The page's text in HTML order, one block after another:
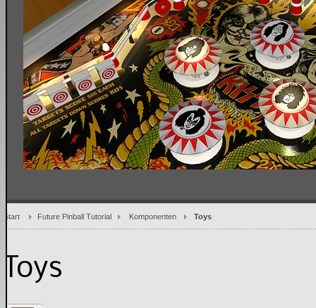
Start Future Pinball Tutorial Komponenten Toys
Toys